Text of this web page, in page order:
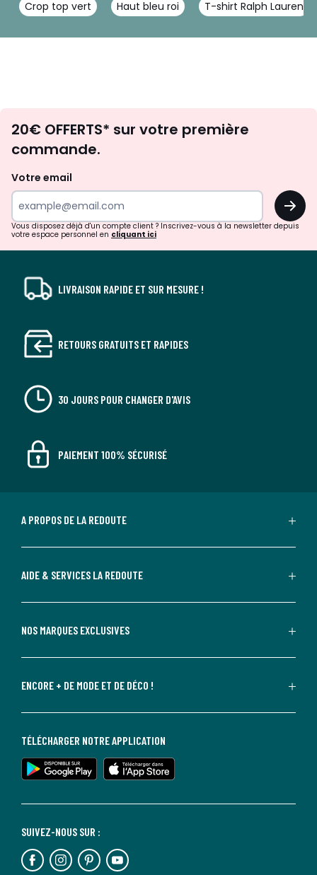
Crop top vert Haut bleu roi T-shirt Ralph Lauren
d'inspirations
surprises?
20€ OFFERTS* sur votre première
commande.
Votre email
OK
Vous disposez déjà d'un compte client ? Inscrivez-vous à la newsletter depuis
votre espace personnel en cliquant ici
LIVRAISON RAPIDE ET SUR MESURE !
RETOURS GRATUITS ET RAPIDES
30 JOURS POUR CHANGER D'AVIS
PAIEMENT 100% SÉCURISÉ
A PROPOS DE LA REDOUTE
AIDE & SERVICES LA REDOUTE
NOS MARQUES EXCLUSIVES
ENCORE + DE MODE ET DE DÉCO !
SUIVEZ-NOUS SUR :
TÉLÉCHARGER NOTRE APPLICATION